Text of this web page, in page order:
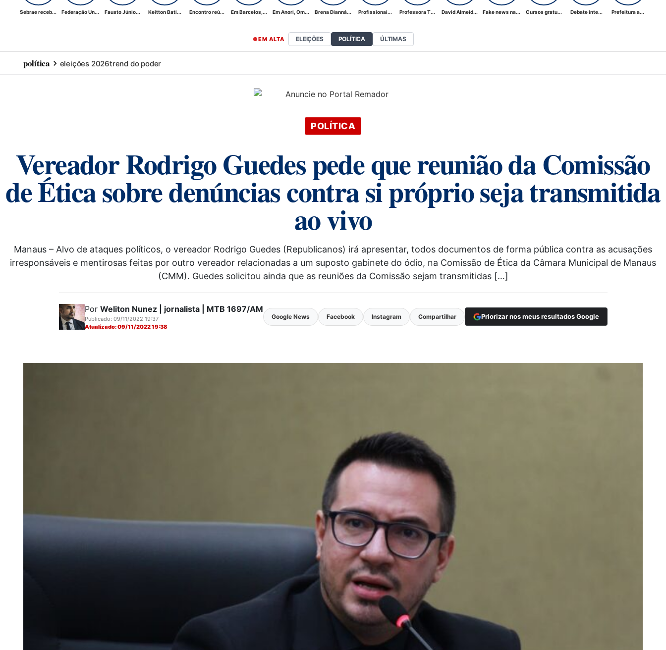
Sebrae receb... Federação Un... Fausto Júnio... Keitton Bati... Encontro reú... Em Barcelos,... Em Anori, Om... Brena Dianná... Profissionai... Professora T... David Almeid... Fake news na... Cursos gratu... Debate inte... Prefeitura a...
EM ALTA ELEIÇÕES POLÍTICA ÚLTIMAS
política eleições 2026trend do poder
POLÍTICA
Vereador Rodrigo Guedes pede que reunião da Comissão
de Ética sobre denúncias contra si próprio seja transmitida
ao vivo
Manaus – Alvo de ataques políticos, o vereador Rodrigo Guedes (Republicanos) irá apresentar, todos documentos de forma pública contra as acusações
irresponsáveis e mentirosas feitas por outro vereador relacionadas a um suposto gabinete do ódio, na Comissão de Ética da Câmara Municipal de Manaus
(CMM). Guedes solicitou ainda que as reuniões da Comissão sejam transmitidas […]
Por Weliton Nunez | jornalista | MTB 1697/AM
Publicado: 09/11/2022 19:37
Atualizado: 09/11/2022 19:38
Google News Facebook Instagram Compartilhar Priorizar nos meus resultados Google